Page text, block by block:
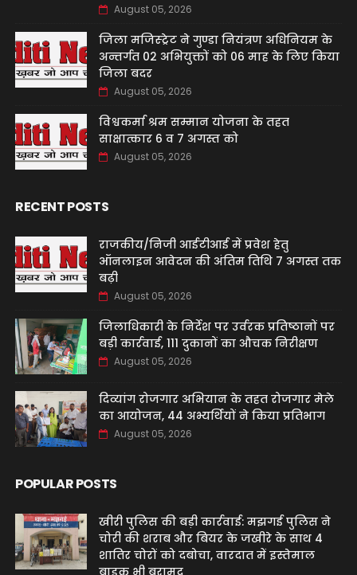
August 05, 2026
जिला मजिस्ट्रेट ने गुण्डा नियंत्रण अधिनियम के
अन्तर्गत 02 अभियुक्तों को 06 माह के लिए किया
जिला बदर
August 05, 2026
विश्वकर्मा श्रम सम्मान योजना के तहत
साक्षात्कार 6 व 7 अगस्त को
August 05, 2026
RECENT POSTS
राजकीय/निजी आईटीआई में प्रवेश हेतु
ऑनलाइन आवेदन की अंतिम तिथि 7 अगस्त तक
बढ़ी
August 05, 2026
जिलाधिकारी के निर्देश पर उर्वरक प्रतिष्ठानों पर
बड़ी कार्रवाई, 111 दुकानों का औचक निरीक्षण
August 05, 2026
दिव्यांग रोजगार अभियान के तहत रोजगार मेले
का आयोजन, 44 अभ्यर्थियों ने किया प्रतिभाग
August 05, 2026
POPULAR POSTS
खीरी पुलिस की बड़ी कार्रवाई: मझगई पुलिस ने
चोरी की शराब और बियर के जखीरे के साथ 4
शातिर चोरों को दबोचा, वारदात में इस्तेमाल
बाइक भी बरामद